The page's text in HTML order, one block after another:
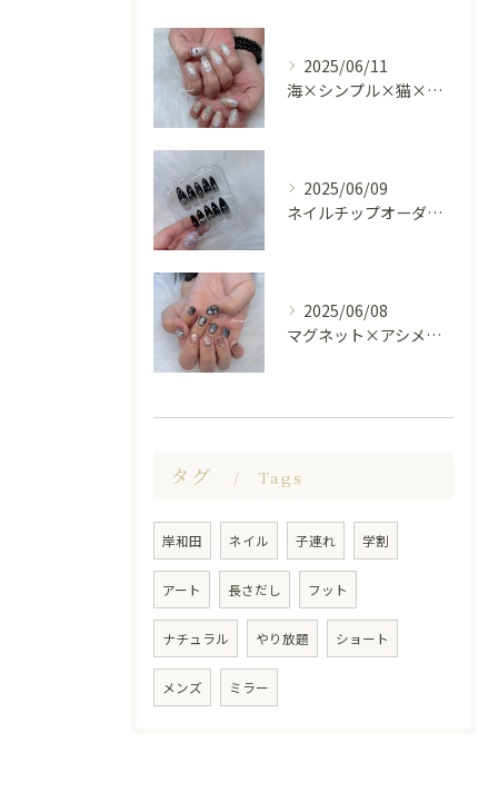
2025/06/11
海×シンプル×猫×上品 nail🐈🐚✨
2025/06/09
ネイルチップオーダー受け付けてます😊🤍
2025/06/08
マグネット×アシメシルバー nail🤍🩶
タグ Tags
岸和田 ネイル 子連れ 学割
アート 長さだし フット
ナチュラル やり放題 ショート
メンズ ミラー